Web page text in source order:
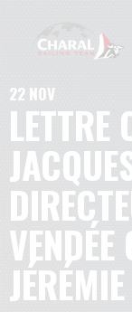
22 NOV
LETTRE
JÉRÉMIE